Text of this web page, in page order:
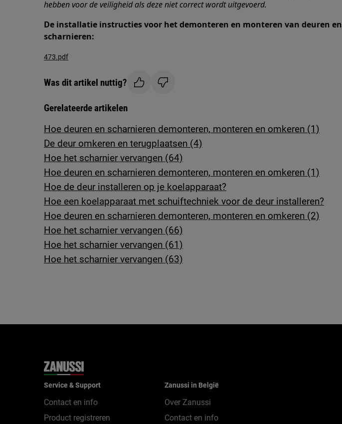
hebben voor de veiligheid als deze niet correct wordt uitgevoerd.
De installatie instructies voor het demonteren en monteren van deuren en
scharnieren:
473.pdf
Was dit artikel nuttig?
Gerelateerde artikelen
Hoe deuren en scharnieren demonteren, monteren en omkeren (1)
De deur omkeren en terugplaatsen (4)
Hoe het scharnier vervangen (64)
Hoe deuren en scharnieren demonteren, monteren en omkeren (1)
Hoe de deur installeren op je koelapparaat?
Hoe een koelapparaat met schuiftechniek voor de deur installeren?
Hoe deuren en scharnieren demonteren, monteren en omkeren (2)
Hoe het scharnier vervangen (66)
Hoe het scharnier vervangen (61)
Hoe het scharnier vervangen (63)
Service & Support
Contact en info
Product registreren
Zanussi in België
Over Zanussi
Contact en info